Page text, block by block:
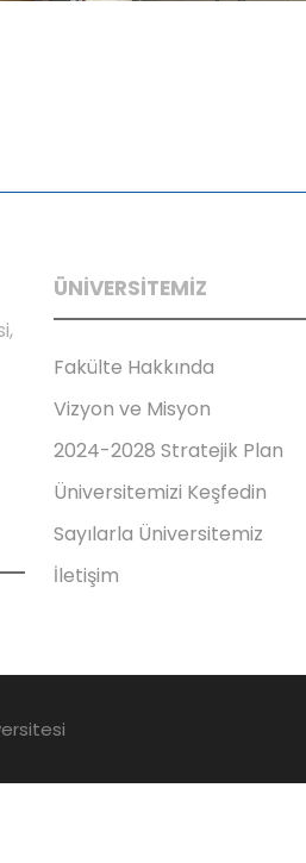
ÜNİVERSİTEMİZ
Fakülte Hakkında
Vizyon ve Misyon
2024-2028 Stratejik Plan
Üniversitemizi Keşfedin
Sayılarla Üniversitemiz
İletişim